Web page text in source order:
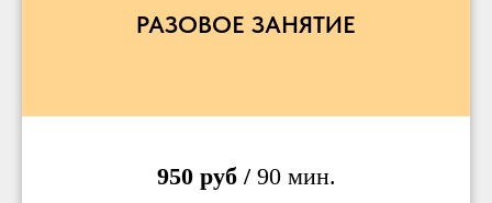
РАЗОВОЕ ЗАНЯТИЕ
950 руб / 90 мин.